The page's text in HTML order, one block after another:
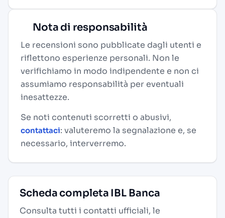
Nota di responsabilità
Le recensioni sono pubblicate dagli utenti e
riflettono esperienze personali. Non le
verifichiamo in modo indipendente e non ci
assumiamo responsabilità per eventuali
inesattezze.
Se noti contenuti scorretti o abusivi,
contattaci: valuteremo la segnalazione e, se
necessario, interverremo.
Scheda completa IBL Banca
Consulta tutti i contatti ufficiali, le